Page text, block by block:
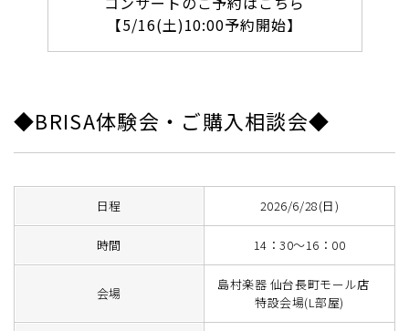
【5/16(土)10:00予約開始】
◆BRISA体験会・ご購入相談会◆
日程 2026/6/28(日)
時間 14：30～16：00
会場
島村楽器 仙台長町モール店
特設会場(L部屋)